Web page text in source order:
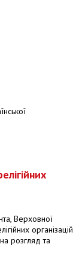
Верховної
організацій
розгляд та